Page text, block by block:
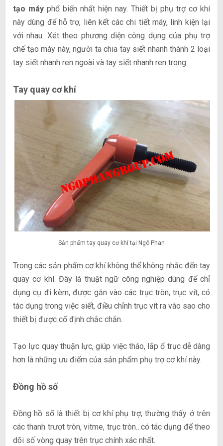
tạo máy phổ biến nhất hiện nay. Thiết bị phụ trợ cơ khí
này dùng để hỗ trợ, liên kết các chi tiết máy, linh kiện lại
với nhau. Xét theo phương diện công dụng của phụ trợ
chế tạo máy này, người ta chia tay siết nhanh thành 2 loại
tay siết nhanh ren ngoài và tay siết nhanh ren trong.
Tay quay cơ khí
Sản phẩm tay quay cơ khí tại Ngô Phan
Trong các sản phẩm cơ khí không thể không nhắc đến tay
quay cơ khí. Đây là thuật ngữ công nghiệp dùng để chỉ
dụng cụ đi kèm, được gắn vào các trục tròn, trục vít, có
tác dụng trong việc siết, điều chỉnh trục vít ra vào sao cho
thiết bị được cố định chắc chắn.
Tạo lực quay thuận lực, giúp việc tháo, lắp ổ trục dễ dàng
hơn là những ưu điểm của sản phẩm phụ trợ cơ khí này.
Đồng hồ số
Đồng hồ số là thiết bị cơ khí phụ trợ, thường thấy ở trên
các thanh trượt tròn, vitme, trục tròn…có tác dụng để theo
dõi số vòng quay trên trục chính xác nhất.